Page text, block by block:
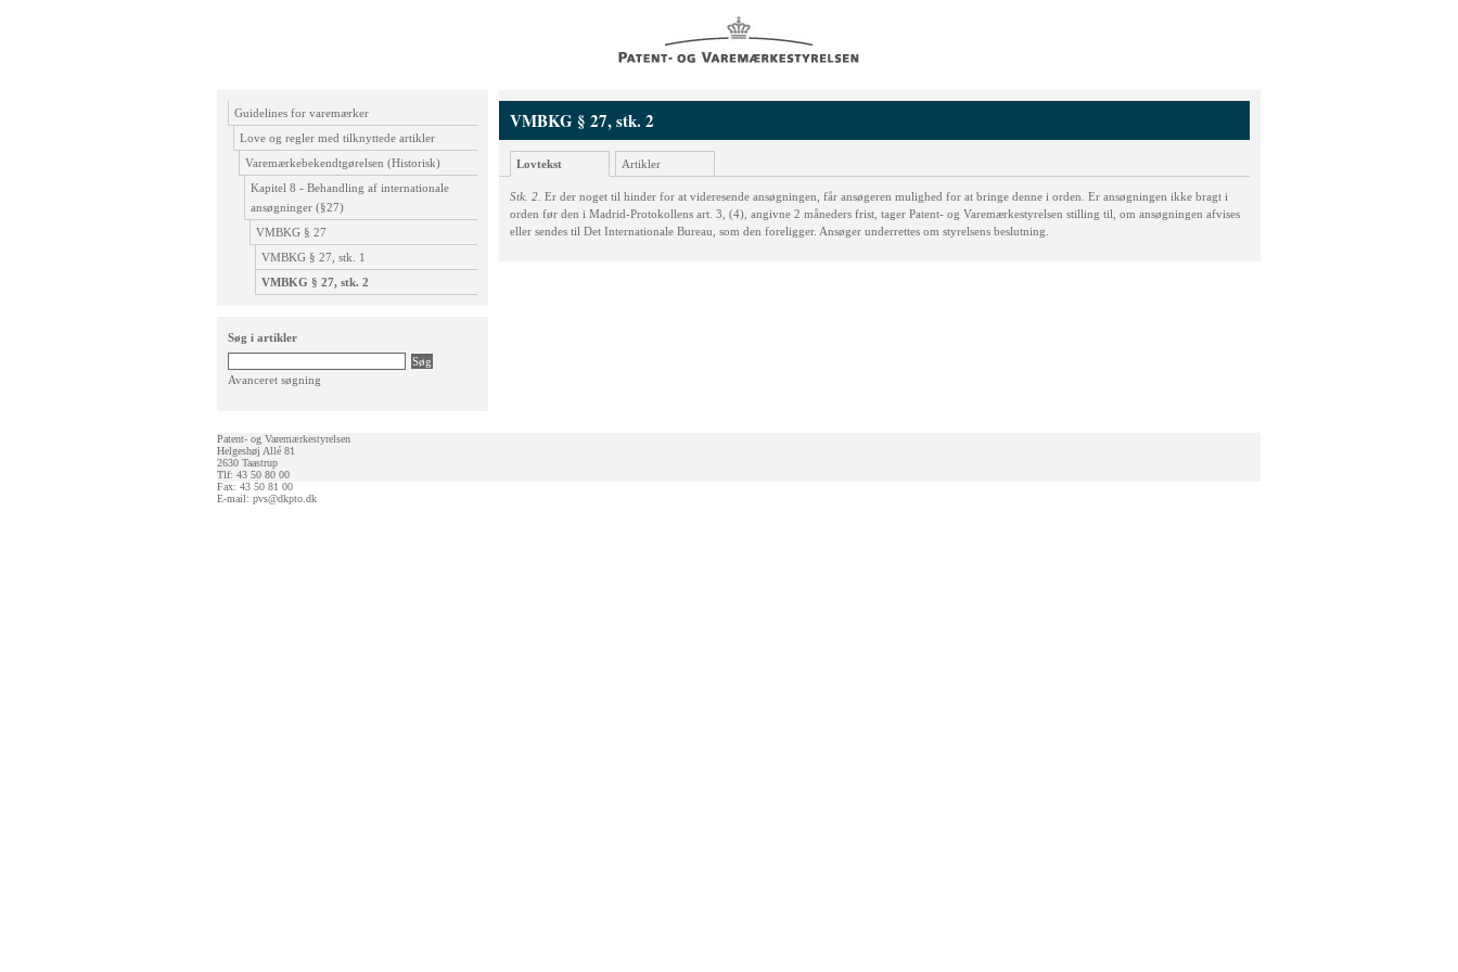
Guidelines for varemærker
Love og regler med tilknyttede artikler
Varemærkebekendtgørelsen (Historisk)
Kapitel 8 - Behandling af internationale
ansøgninger (§27)
VMBKG § 27
VMBKG § 27, stk. 1
VMBKG § 27, stk. 2
Søg i artikler
Avanceret søgning
VMBKG § 27, stk. 2
Lovtekst Artikler
Stk. 2. Er der noget til hinder for at videresende ansøgningen, får ansøgeren mulighed for at bringe denne i orden. Er ansøgningen ikke bragt i
orden før den i Madrid-Protokollens art. 3, (4), angivne 2 måneders frist, tager Patent- og Varemærkestyrelsen stilling til, om ansøgningen afvises
eller sendes til Det Internationale Bureau, som den foreligger. Ansøger underrettes om styrelsens beslutning.
Patent- og Varemærkestyrelsen
Helgeshøj Allé 81
2630 Taastrup
Tlf: 43 50 80 00
Fax: 43 50 81 00
E-mail: pvs@dkpto.dk